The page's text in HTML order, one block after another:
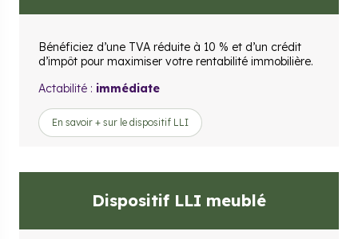
Bénéficiez d’une TVA réduite à 10 % et d’un crédit
d’impôt pour maximiser votre rentabilité immobilière.
Actabilité : immédiate
En savoir + sur le dispositif LLI
Dispositif LLI meublé